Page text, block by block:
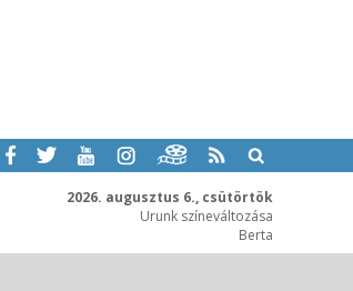
2026. augusztus 6., csütörtök
Urunk színeváltozása
Berta